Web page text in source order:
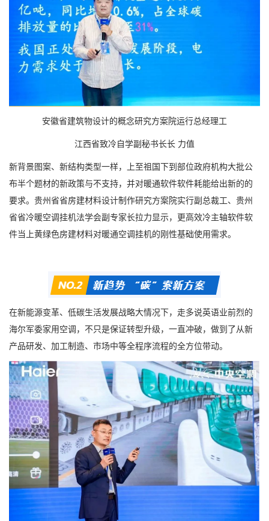
安徽省建筑物设计的概念研究方案院运行总经理工
江西省致冷自学副秘书长长 力值
新背景图案、新结构类型一样，上至祖国下到部位政府机构大批公
布半个题材的新政策与不支持，并对暖通软件软件耗能给出新的的
要求。贵州省省房建材料设计制作研究方案院实行副总裁工、贵州
省省冷暖空调挂机法学会副专家长拉力显示，更高效冷主轴软件软
件当上黄绿色房建材料对暖通空调挂机的刚性基础使用需求。
在新能源变革、低碳生活发展战略大情况下，走多说英语业前烈的
海尔军委家用空调，不只是保证转型升级，一直冲破，做到了从新
产品研发、加工制造、市场中等全程序流程的全方位带动。